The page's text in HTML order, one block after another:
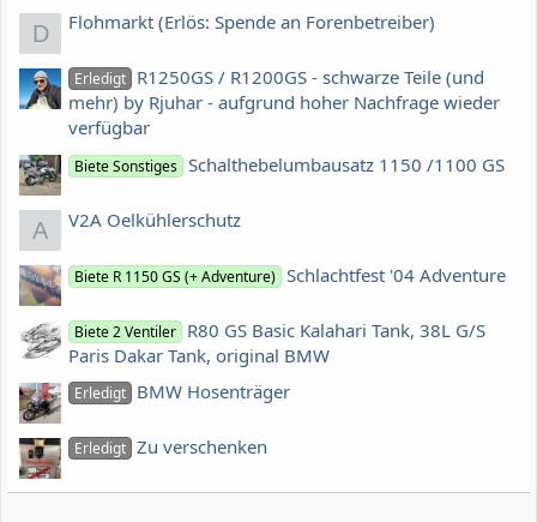
D Flohmarkt (Erlös: Spende an Forenbetreiber)
Erledigt R1250GS / R1200GS - schwarze Teile (und
mehr) by Rjuhar - aufgrund hoher Nachfrage wieder
verfügbar
Biete Sonstiges Schalthebelumbausatz 1150 /1100 GS
A V2A Oelkühlerschutz
Biete R 1150 GS (+ Adventure) Schlachtfest '04 Adventure
Biete 2 Ventiler R80 GS Basic Kalahari Tank, 38L G/S
Paris Dakar Tank, original BMW
Erledigt BMW Hosenträger
Erledigt Zu verschenken